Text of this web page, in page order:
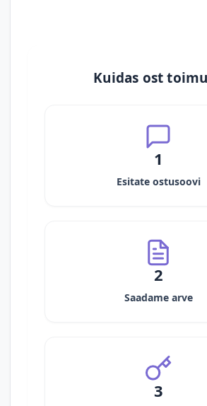
Kuidas ost
1
Esitate ostusoovi
2
Saadame arve
3